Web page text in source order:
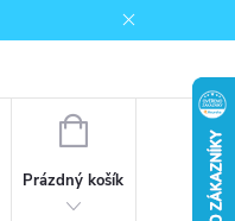
NÁKUPNÍ
Prázdný košík